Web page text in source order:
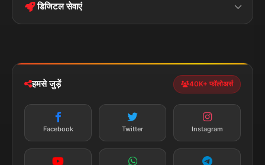
Privacy Policy
पॉलिटिकल झारखण्ड
डिजिटल सेवाएं
न्यूज़ अलर्ट
तत्काल अपडेट
सब्सक्राइब करें
हमसे जुड़ें 40K+ फॉलोअर्स
Facebook Twitter Instagram